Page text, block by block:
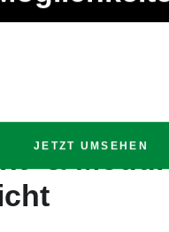
JETZT UMSEHEN
& Modul-